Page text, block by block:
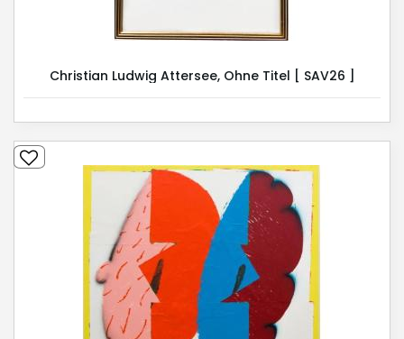
Christian Ludwig Attersee, Ohne Titel [ SAV26 ]